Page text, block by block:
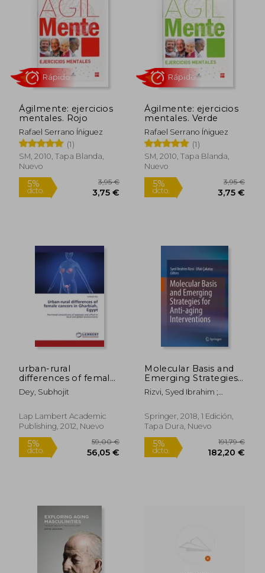
5%
dcto. 3,75 €
Rápido
5%
dcto.
Rápido
Ágilmente: ejercicios
mentales. Rojo
Rafael Serrano Íñiguez
(1)
SM, 2010, Tapa Blanda,
Nuevo
5%
dcto. 3,75 €
Rápido
Ágilmente: ejercicios
mentales. Verde
Rafael Serrano Íñiguez
(1)
SM, 2010, Tapa Blanda,
Nuevo
5%
dcto.
Rápido
urban-rural
differences of female
cancers in gharbiah,
egypt (en Inglés)
Dey, Subhojit
Lap Lambert Academic
Publishing, 2012, Nuevo
Molecular Basis and
Emerging Strategies
for Anti-Aging
Interventions (en
Rizvi, Syed Ibrahim ;
Springer, 2018, 1 Edición,
Tapa Dura, Nuevo